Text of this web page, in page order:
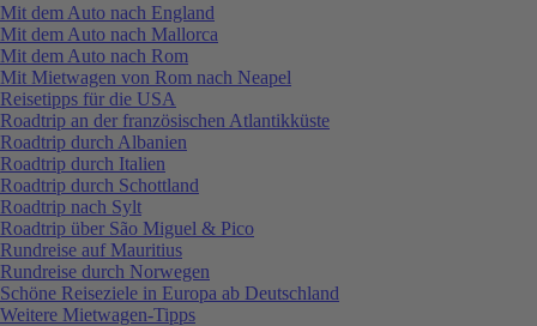
Mit dem Auto nach England
Mit dem Auto nach Mallorca
Mit dem Auto nach Rom
Mit Mietwagen von Rom nach Neapel
Reisetipps für die USA
Roadtrip an der französischen Atlantikküste
Roadtrip durch Albanien
Roadtrip durch Italien
Roadtrip durch Schottland
Roadtrip nach Sylt
Roadtrip über São Miguel & Pico
Rundreise auf Mauritius
Rundreise durch Norwegen
Schöne Reiseziele in Europa ab Deutschland
Weitere Mietwagen-Tipps